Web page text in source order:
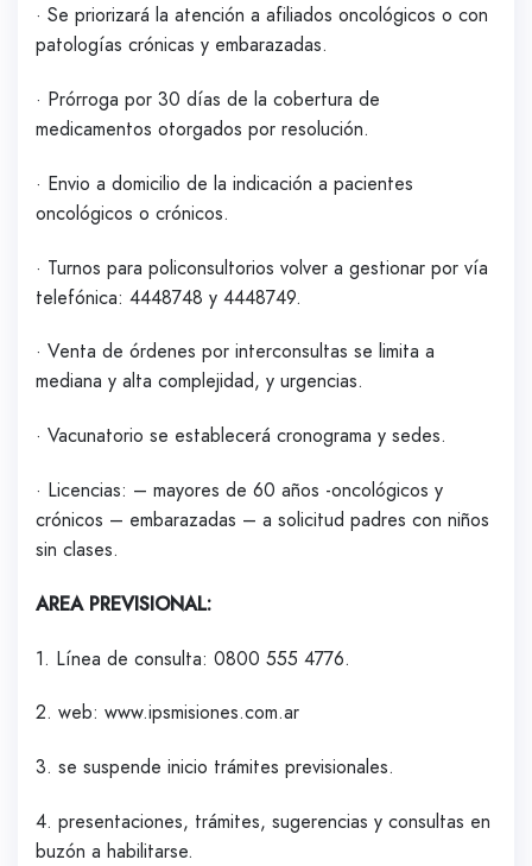
· Se priorizará la atención a afiliados oncológicos o con
patologías crónicas y embarazadas.
· Prórroga por 30 días de la cobertura de
medicamentos otorgados por resolución.
· Envio a domicilio de la indicación a pacientes
oncológicos o crónicos.
· Turnos para policonsultorios volver a gestionar por vía
telefónica: 4448748 y 4448749.
· Venta de órdenes por interconsultas se limita a
mediana y alta complejidad, y urgencias.
· Vacunatorio se establecerá cronograma y sedes.
· Licencias: – mayores de 60 años -oncológicos y
crónicos – embarazadas – a solicitud padres con niños
sin clases.
AREA PREVISIONAL:
1. Línea de consulta: 0800 555 4776.
2. web: www.ipsmisiones.com.ar
3. se suspende inicio trámites previsionales.
4. presentaciones, trámites, sugerencias y consultas en
buzón a habilitarse.